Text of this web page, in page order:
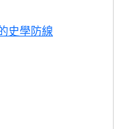
史學防線